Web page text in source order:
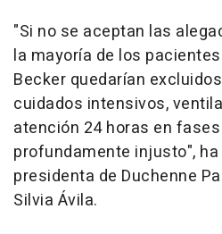
"Si no se aceptan las
la mayoría de los
Becker quedarían
cuidados intensivos,
atención 24 horas en
profundamente injusto",
presidenta de Duchenne
Silvia Ávila.